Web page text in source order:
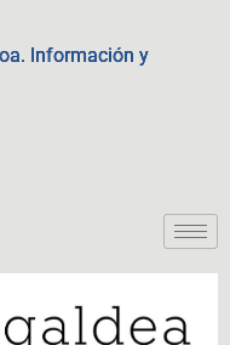
Información y